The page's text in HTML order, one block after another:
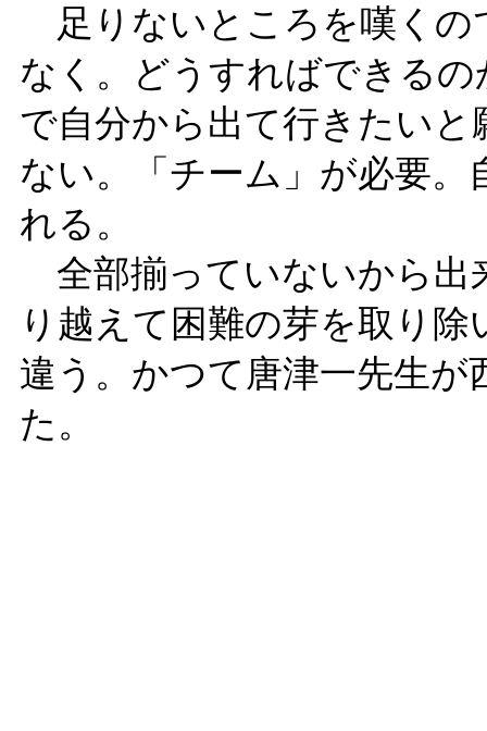
足りないところを嘆くの
なく。どうすればできる
で自分から出て行きたい
ない。「チーム」が必要
れる。
全部揃っていないから出
り越えて困難の芽を取り
違う。かつて唐津一先生
た。